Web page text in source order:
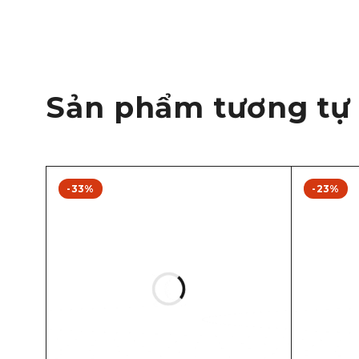
Sản phẩm tương tự
-33% -23%